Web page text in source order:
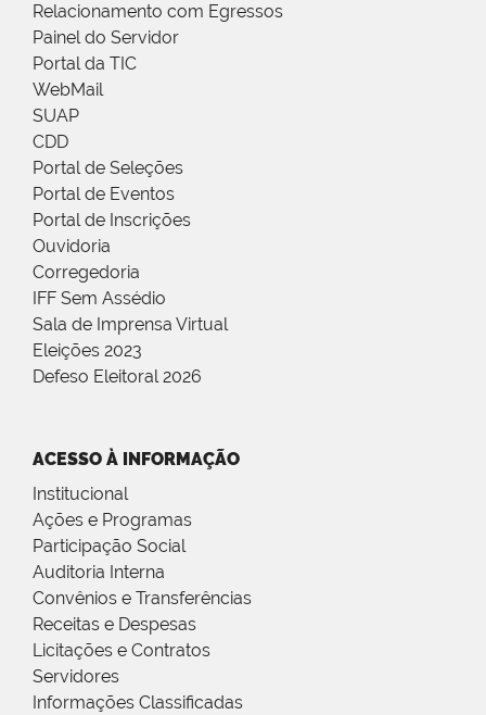
Relacionamento com Egressos
Painel do Servidor
Portal da TIC
WebMail
SUAP
CDD
Portal de Seleções
Portal de Eventos
Portal de Inscrições
Ouvidoria
Corregedoria
IFF Sem Assédio
Sala de Imprensa Virtual
Eleições 2023
Defeso Eleitoral 2026
ACESSO À INFORMAÇÃO
Institucional
Ações e Programas
Participação Social
Auditoria Interna
Convênios e Transferências
Receitas e Despesas
Licitações e Contratos
Servidores
Informações Classificadas